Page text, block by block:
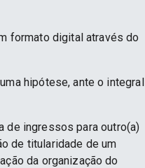
formato digital através do
hipótese, ante o integral
de ingressos para outro(a)
de titularidade de um
da organização do